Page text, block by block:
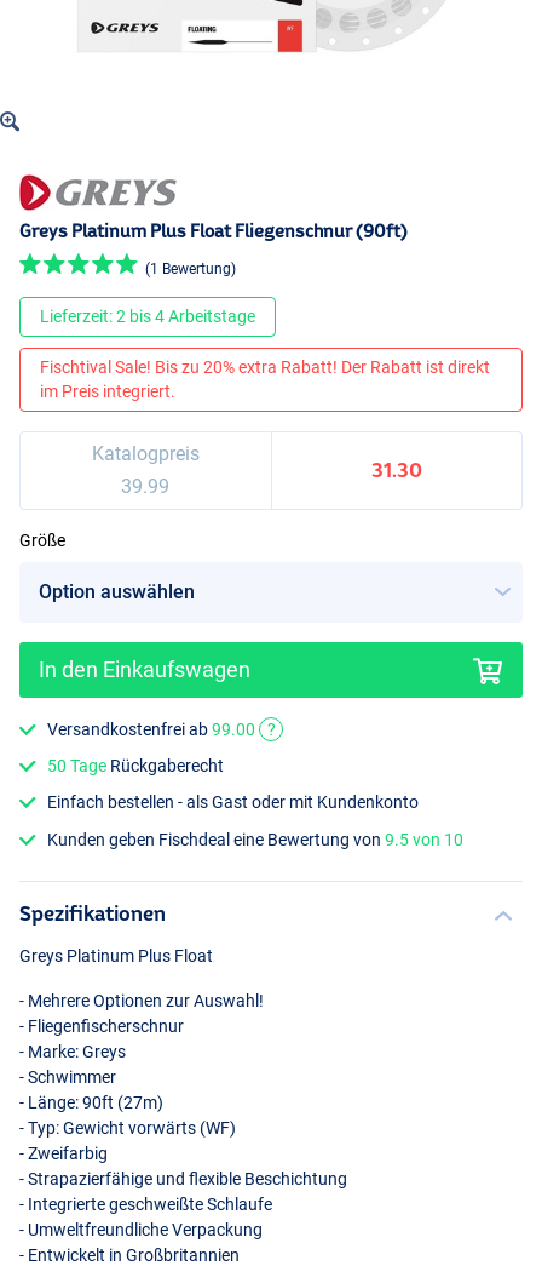
Greys Platinum Plus Float Fliegenschnur (90ft)
(1 Bewertung)
Lieferzeit: 2 bis 4 Arbeitstage
Fischtival Sale! Bis zu 20% extra Rabatt! Der Rabatt ist direkt
im Preis integriert.
Katalogpreis
39.99
31.30
Größe
In den Einkaufswagen
Versandkostenfrei ab99.00
?
50 Tage Rückgaberecht
Einfach bestellen - als Gast oder mit Kundenkonto
Kunden geben Fischdeal eine Bewertung von9.5 von 10
Spezifikationen
Greys Platinum Plus Float
- Mehrere Optionen zur Auswahl!
- Fliegenfischerschnur
- Marke: Greys
- Schwimmer
- Länge: 90ft (27m)
- Typ: Gewicht vorwärts (WF)
- Zweifarbig
- Strapazierfähige und flexible Beschichtung
- Integrierte geschweißte Schlaufe
- Umweltfreundliche Verpackung
- Entwickelt in Großbritannien